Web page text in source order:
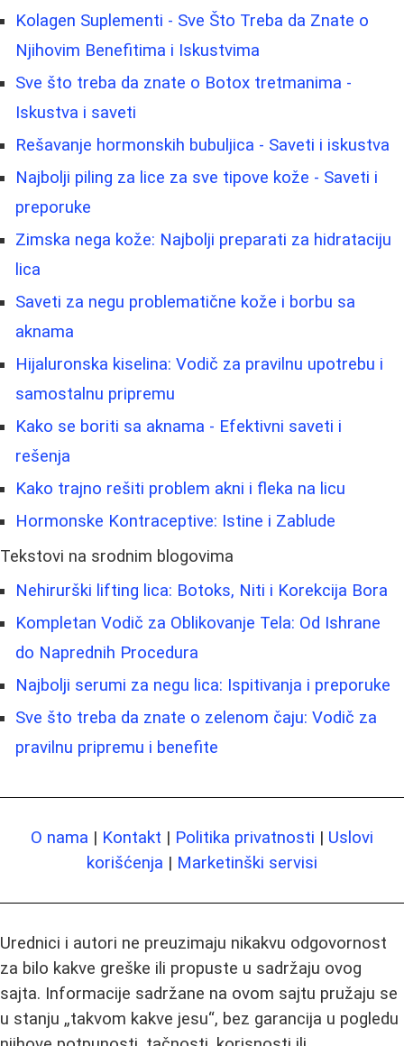
Kolagen Suplementi - Sve Što Treba da Znate o
Njihovim Benefitima i Iskustvima
Sve što treba da znate o Botox tretmanima -
Iskustva i saveti
Rešavanje hormonskih bubuljica - Saveti i iskustva
Najbolji piling za lice za sve tipove kože - Saveti i
preporuke
Zimska nega kože: Najbolji preparati za hidrataciju
lica
Saveti za negu problematične kože i borbu sa
aknama
Hijaluronska kiselina: Vodič za pravilnu upotrebu i
samostalnu pripremu
Kako se boriti sa aknama - Efektivni saveti i
rešenja
Kako trajno rešiti problem akni i fleka na licu
Hormonske Kontraceptive: Istine i Zablude
Tekstovi na srodnim blogovima
Nehirurški lifting lica: Botoks, Niti i Korekcija Bora
Kompletan Vodič za Oblikovanje Tela: Od Ishrane
do Naprednih Procedura
Najbolji serumi za negu lica: Ispitivanja i preporuke
Sve što treba da znate o zelenom čaju: Vodič za
pravilnu pripremu i benefite
O nama | Kontakt | Politika privatnosti | Uslovi
korišćenja | Marketinški servisi
Urednici i autori ne preuzimaju nikakvu odgovornost
za bilo kakve greške ili propuste u sadržaju ovog
sajta. Informacije sadržane na ovom sajtu pružaju se
u stanju „takvom kakve jesu“, bez garancija u pogledu